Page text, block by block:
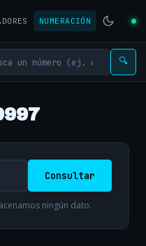
NUMERACIÓN
🔍
Consultar
ningún dato.